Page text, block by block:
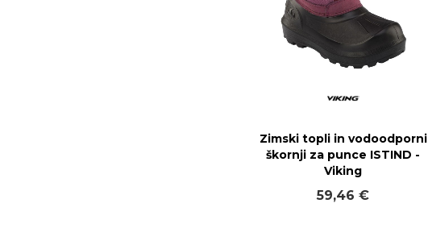
Zimski topli in vodoodporni
škornji za punce ISTIND -
Viking
59,46 €